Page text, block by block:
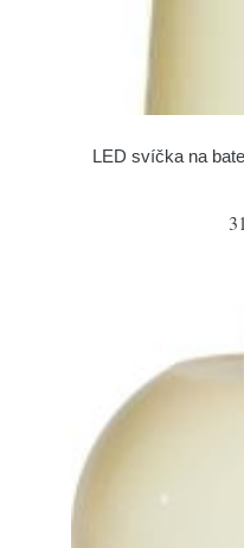
LED svíčka na